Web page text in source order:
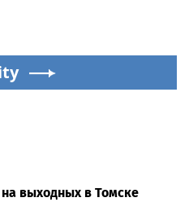
выходных в Томске